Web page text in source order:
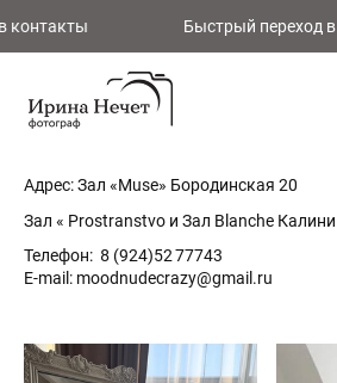
контакты Быстрый переход
Адрес: Зал «Muse» Бородинская 20
Зал « Prostranstvo и Зал Blanche
Телефон: 8 (924)52 77743
E-mail: moodnudecrazy@gmail.ru